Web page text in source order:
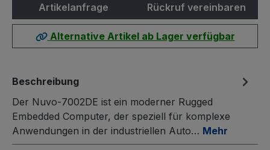
Artikelanfrage Rückruf vereinbaren
Alternative Artikel ab Lager verfügbar
Beschreibung
Der Nuvo-7002DE ist ein moderner Rugged
Embedded Computer, der speziell für komplexe
Anwendungen in der industriellen Auto… Mehr